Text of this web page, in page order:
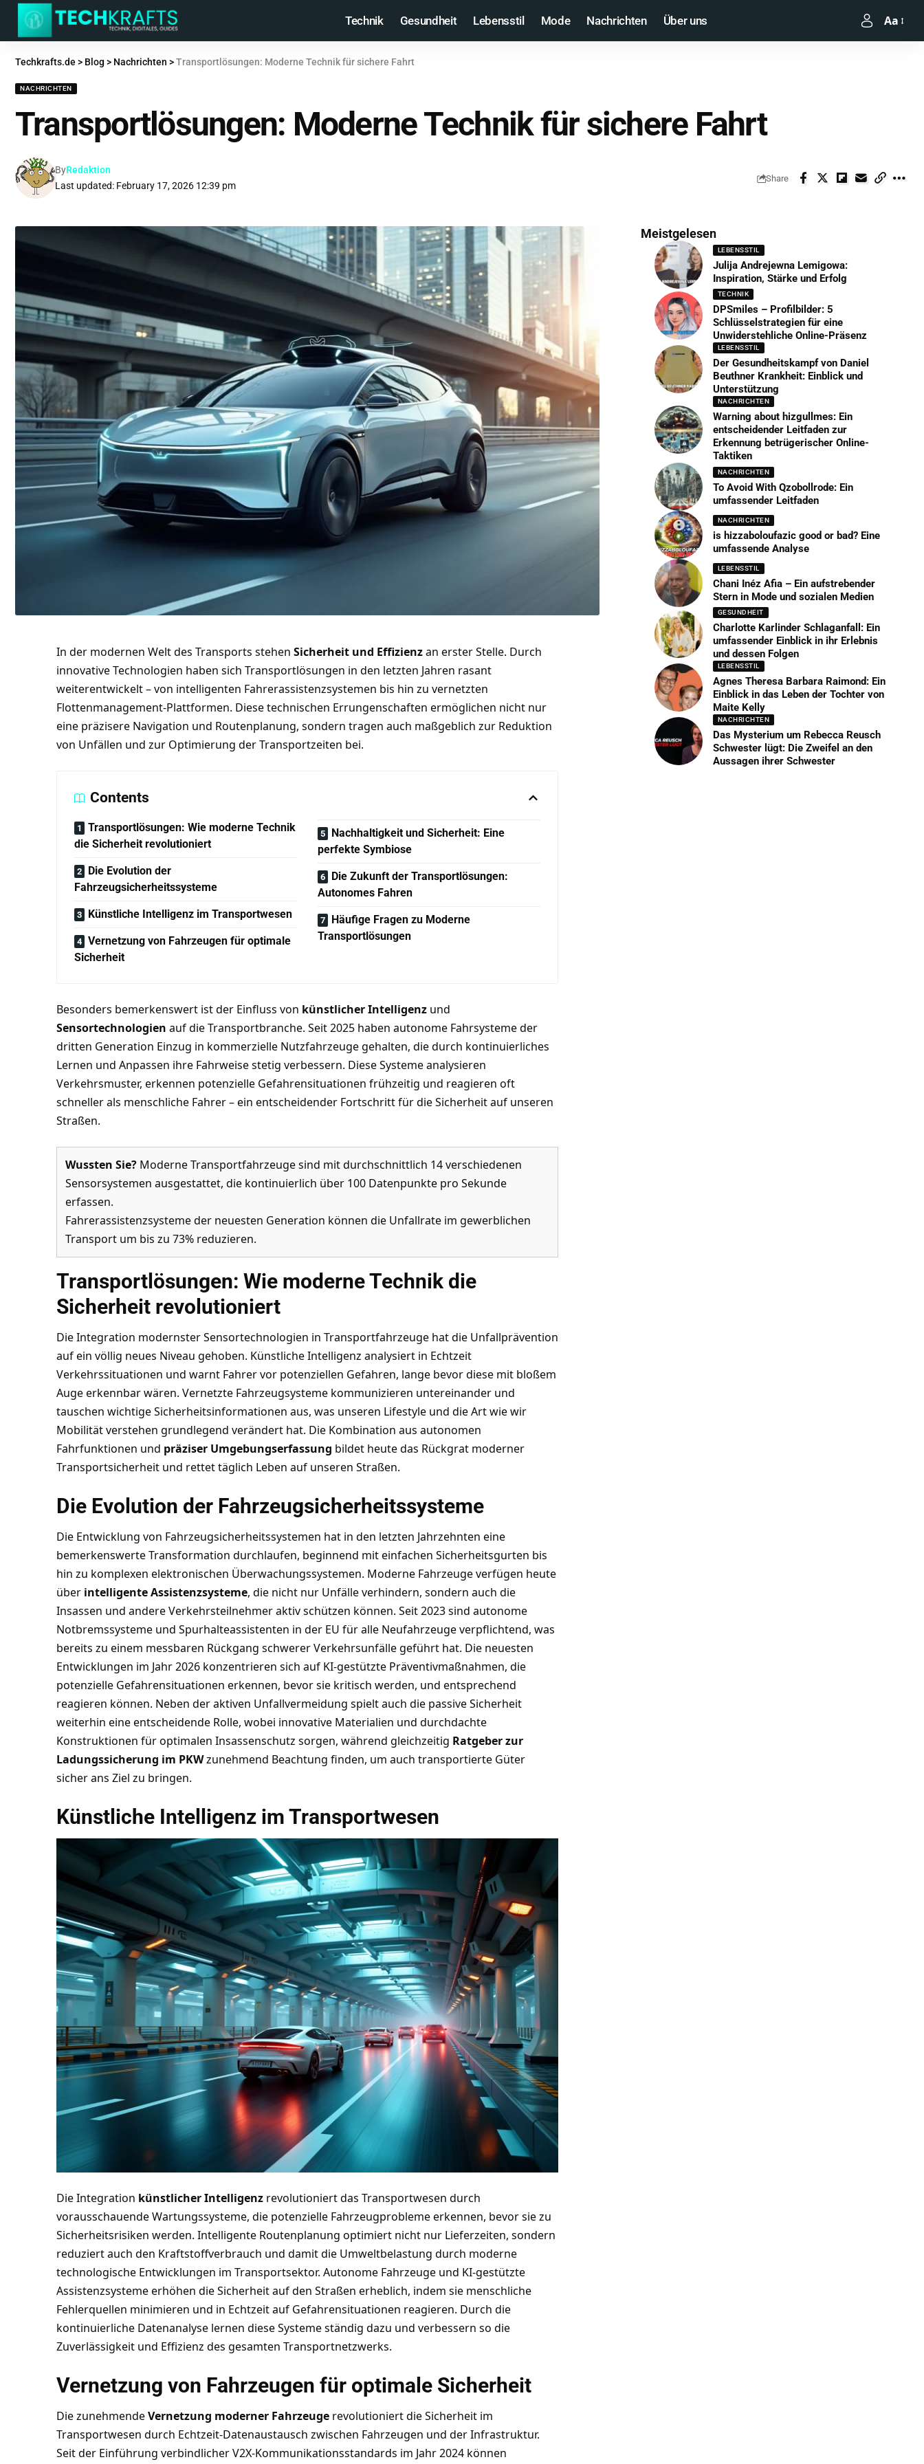
Technik Gesundheit Lebensstil Mode Nachrichten Über uns Aa
Techkrafts.de > Blog > Nachrichten >Transportlösungen: Moderne Technik für sichere Fahrt
NACHRICHTEN
Transportlösungen: Moderne Technik für sichere Fahrt
Last updated: February 17, 2026 12:39 pm
ByRedaktion
Share
In der modernen Welt des Transports stehen Sicherheit und Effizienzan erster Stelle. Durch
innovative Technologien haben sich Transportlösungen in den letzten Jahren rasant
weiterentwickelt – von intelligenten Fahrerassistenzsystemen bis hin zu vernetzten
Flottenmanagement-Plattformen. Diese technischen Errungenschaften ermöglichen nicht nur
eine präzisere Navigation und Routenplanung, sondern tragen auch maßgeblich zur Reduktion
von Unfällen und zur Optimierung der Transportzeiten bei.
Contents
Transportlösungen: Wie moderne Technik
die Sicherheit revolutioniert
Die Evolution der
Fahrzeugsicherheitssysteme
Künstliche Intelligenz im Transportwesen
Vernetzung von Fahrzeugen für optimale
Sicherheit
Nachhaltigkeit und Sicherheit: Eine
perfekte Symbiose
Die Zukunft der Transportlösungen:
Autonomes Fahren
Häufige Fragen zu Moderne
Transportlösungen
Besonders bemerkenswert ist der Einfluss von künstlicher Intelligenzund
Sensortechnologien auf die Transportbranche. Seit 2025 haben autonome Fahrsysteme der
dritten Generation Einzug in kommerzielle Nutzfahrzeuge gehalten, die durch kontinuierliches
Lernen und Anpassen ihre Fahrweise stetig verbessern. Diese Systeme analysieren
Verkehrsmuster, erkennen potenzielle Gefahrensituationen frühzeitig und reagieren oft
schneller als menschliche Fahrer – ein entscheidender Fortschritt für die Sicherheit auf unseren
Straßen.
Wussten Sie?Moderne Transportfahrzeuge sind mit durchschnittlich 14 verschiedenen
Sensorsystemen ausgestattet, die kontinuierlich über 100 Datenpunkte pro Sekunde
erfassen.
Fahrerassistenzsysteme der neuesten Generation können die Unfallrate im gewerblichen
Transport um bis zu 73% reduzieren.
Transportlösungen: Wie moderne Technik die
Sicherheit revolutioniert
Die Integration modernster Sensortechnologien in Transportfahrzeuge hat die Unfallprävention
auf ein völlig neues Niveau gehoben. Künstliche Intelligenz analysiert in Echtzeit
Verkehrssituationen und warnt Fahrer vor potenziellen Gefahren, lange bevor diese mit bloßem
Auge erkennbar wären. Vernetzte Fahrzeugsysteme kommunizieren untereinander und
tauschen wichtige Sicherheitsinformationen aus, was unseren Lifestyle und die Art wie wir
Mobilität verstehen grundlegend verändert hat. Die Kombination aus autonomen
Fahrfunktionen und präziser Umgebungserfassung bildet heute das Rückgrat moderner
Transportsicherheit und rettet täglich Leben auf unseren Straßen.
Die Evolution der Fahrzeugsicherheitssysteme
Die Entwicklung von Fahrzeugsicherheitssystemen hat in den letzten Jahrzehnten eine
bemerkenswerte Transformation durchlaufen, beginnend mit einfachen Sicherheitsgurten bis
hin zu komplexen elektronischen Überwachungssystemen. Moderne Fahrzeuge verfügen heute
über intelligente Assistenzsysteme, die nicht nur Unfälle verhindern, sondern auch die
Insassen und andere Verkehrsteilnehmer aktiv schützen können. Seit 2023 sind autonome
Notbremssysteme und Spurhalteassistenten in der EU für alle Neufahrzeuge verpflichtend, was
bereits zu einem messbaren Rückgang schwerer Verkehrsunfälle geführt hat. Die neuesten
Entwicklungen im Jahr 2026 konzentrieren sich auf KI-gestützte Präventivmaßnahmen, die
potenzielle Gefahrensituationen erkennen, bevor sie kritisch werden, und entsprechend
reagieren können. Neben der aktiven Unfallvermeidung spielt auch die passive Sicherheit
weiterhin eine entscheidende Rolle, wobei innovative Materialien und durchdachte
Konstruktionen für optimalen Insassenschutz sorgen, während gleichzeitig Ratgeber zur
Ladungssicherung im PKWzunehmend Beachtung finden, um auch transportierte Güter
sicher ans Ziel zu bringen.
Künstliche Intelligenz im Transportwesen
Die Integration künstlicher Intelligenzrevolutioniert das Transportwesen durch
vorausschauende Wartungssysteme, die potenzielle Fahrzeugprobleme erkennen, bevor sie zu
Sicherheitsrisiken werden. Intelligente Routenplanung optimiert nicht nur Lieferzeiten, sondern
reduziert auch den Kraftstoffverbrauch und damit die Umweltbelastung durch moderne
technologische Entwicklungen im Transportsektor. Autonome Fahrzeuge und KI-gestützte
Assistenzsysteme erhöhen die Sicherheit auf den Straßen erheblich, indem sie menschliche
Fehlerquellen minimieren und in Echtzeit auf Gefahrensituationen reagieren. Durch die
kontinuierliche Datenanalyse lernen diese Systeme ständig dazu und verbessern so die
Zuverlässigkeit und Effizienz des gesamten Transportnetzwerks.
Vernetzung von Fahrzeugen für optimale Sicherheit
Die zunehmendeVernetzung moderner Fahrzeugerevolutioniert die Sicherheit im
Transportwesen durch Echtzeit-Datenaustausch zwischen Fahrzeugen und der Infrastruktur.
Seit der Einführung verbindlicher V2X-Kommunikationsstandards im Jahr 2024 können
Meistgelesen
LEBENSSTIL
Julija Andrejewna Lemigowa:
Inspiration, Stärke und Erfolg
TECHNIK
DPSmiles – Profilbilder: 5
Schlüsselstrategien für eine
Unwiderstehliche Online-Präsenz
LEBENSSTIL
Der Gesundheitskampf von Daniel
Beuthner Krankheit: Einblick und
Unterstützung
NACHRICHTEN
Warning about hizgullmes: Ein
entscheidender Leitfaden zur
Erkennung betrügerischer Online-
Taktiken
NACHRICHTEN
To Avoid With Qzobollrode: Ein
umfassender Leitfaden
NACHRICHTEN
is hizzaboloufazic good or bad? Eine
umfassende Analyse
LEBENSSTIL
Chani Inéz Afia – Ein aufstrebender
Stern in Mode und sozialen Medien
GESUNDHEIT
Charlotte Karlinder Schlaganfall: Ein
umfassender Einblick in ihr Erlebnis
und dessen Folgen
LEBENSSTIL
Agnes Theresa Barbara Raimond: Ein
Einblick in das Leben der Tochter von
Maite Kelly
NACHRICHTEN
Das Mysterium um Rebecca Reusch
Schwester lügt: Die Zweifel an den
Aussagen ihrer Schwester